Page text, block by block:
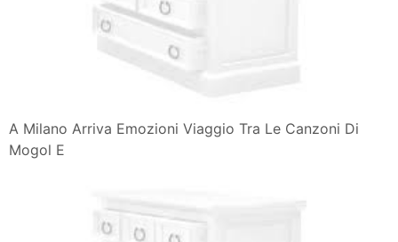
A Milano Arriva Emozioni Viaggio Tra Le Canzoni Di
Mogol E